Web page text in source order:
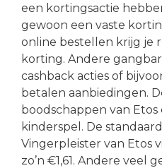
een kortingsactie
gewoon een vaste
online bestellen krijg je
korting. Andere
cashback acties of
betalen aanbiedingen.
boodschappen van
kinderspel. De
Vingerpleister van Etos
zo’n €1,61. Andere veel